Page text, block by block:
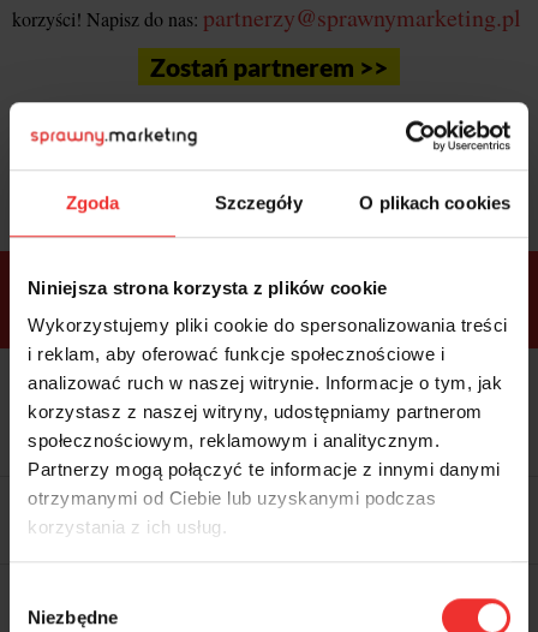
Zgoda Szczegóły O plikach cookies
Niniejsza strona korzysta z plików cookie
Wykorzystujemy pliki cookie do spersonalizowania treści
i reklam, aby oferować funkcje społecznościowe i
analizować ruch w naszej witrynie. Informacje o tym, jak
korzystasz z naszej witryny, udostępniamy partnerom
społecznościowym, reklamowym i analitycznym.
Partnerzy mogą połączyć te informacje z innymi danymi
otrzymanymi od Ciebie lub uzyskanymi podczas
korzystania z ich usług.
zgody
Niezbędne
korzyści! Napisz do nas: partnerzy@sprawnymarketing.pl
Zostań partnerem >>
Sprawdź bonusyi wybierz bilet
ramach
pakietów
VIP Premium
Kolacja z prelegentami i before
party (Hotel Sheraton, 27.10) tylko
wbilecie ALLPASS VIP
Dostępne
tylko w
bilecie
ALLPASS
VIP
Dedykowana strefa VIP z
możliwością networkingu z
prelegentami i wystawcami w
WARTOŚĆ: 1970 zł